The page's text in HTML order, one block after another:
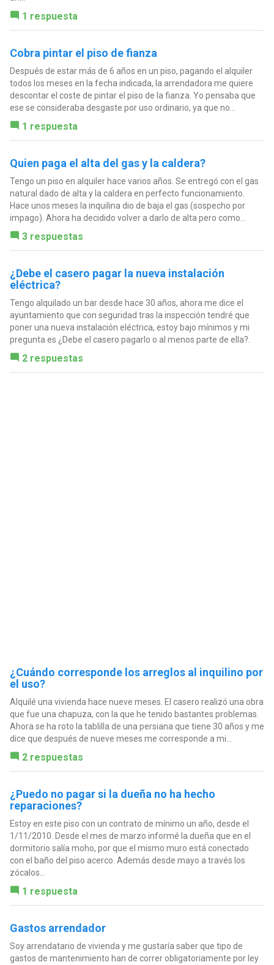
1 respuesta
Cobra pintar el piso de fianza
Después de estar más de 6 años en un piso, pagando el alquiler
todos los meses en la fecha indicada, la arrendadora me quiere
descontar el coste de pintar el piso de la fianza. Yo pensaba que
ese se consideraba desgaste por uso ordinario, ya que no...
1 respuesta
Quien paga el alta del gas y la caldera?
Tengo un piso en alquiler hace varios años. Se entregó con el gas
natural dado de alta y la caldera en perfecto funcionamiento.
Hace unos meses la inquilina dio de baja el gas (sospecho por
impago). Ahora ha decidido volver a darlo de alta pero como...
3 respuestas
¿Debe el casero pagar la nueva instalación
eléctrica?
Tengo alquilado un bar desde hace 30 años, ahora me dice el
ayuntamiento que con seguridad tras la inspección tendré que
poner una nueva instalación eléctrica, estoy bajo mínimos y mi
pregunta es ¿Debe el casero pagarlo o al menos parte de ella?.
2 respuestas
¿Cuándo corresponde los arreglos al inquilino por
el uso?
Alquilé una vivienda hace nueve meses. El casero realizó una obra
que fue una chapuza, con la que he tenido bastantes problemas.
Ahora se ha roto la tablilla de una persiana que tiene 30 años y me
dice que después de nueve meses me corresponde a mi...
2 respuestas
¿Puedo no pagar si la dueña no ha hecho
reparaciones?
Estoy en este piso con un contrato de mínimo un año, desde el
1/11/2010. Desde el mes de marzo informé la dueña que en el
dormitorio salía moho, por que el mismo muro está conectado
con el baño del piso acerco. Además desde mayo a través los
zócalos...
1 respuesta
Gastos arrendador
Soy arrendatario de vivienda y me gustaría saber que tipo de
gastos de mantenimiento han de correr obligatoriamente por ley